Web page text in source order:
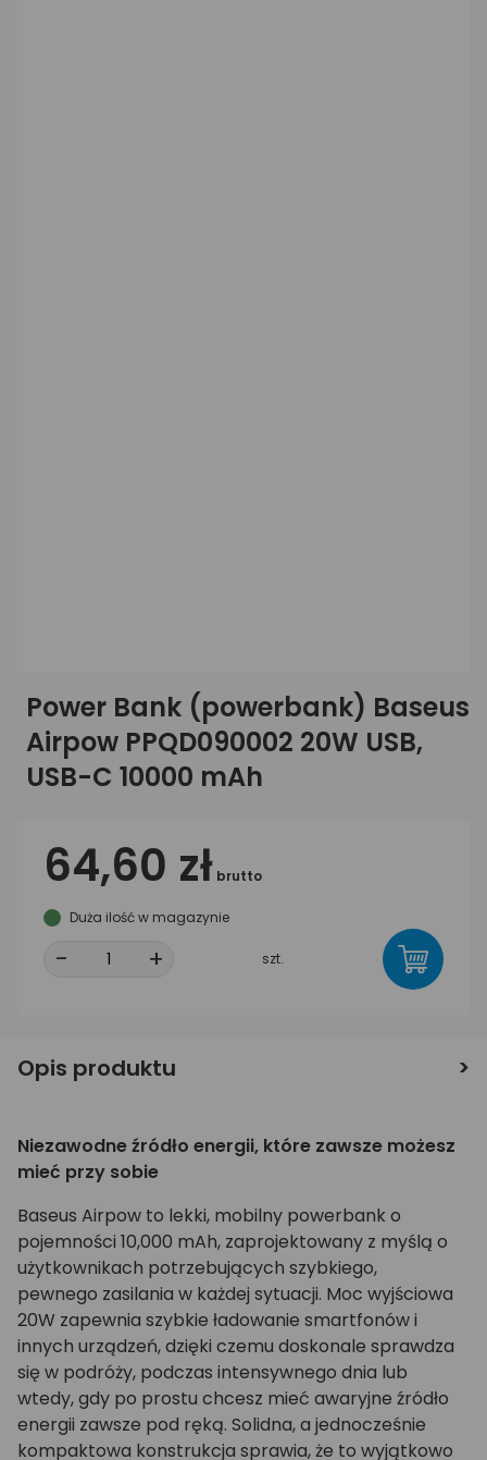
Power Bank (powerbank) Baseus
Airpow PPQD090002 20W USB,
USB-C 10000 mAh
64,60 zł brutto
Duża ilość w magazynie
- + szt.
Opis produktu
Niezawodne źródło energii, które zawsze możesz
mieć przy sobie
Baseus Airpow to lekki, mobilny powerbank o
pojemności 10,000 mAh, zaprojektowany z myślą o
użytkownikach potrzebujących szybkiego,
pewnego zasilania w każdej sytuacji. Moc wyjściowa
20W zapewnia szybkie ładowanie smartfonów i
innych urządzeń, dzięki czemu doskonale sprawdza
się w podróży, podczas intensywnego dnia lub
wtedy, gdy po prostu chcesz mieć awaryjne źródło
energii zawsze pod ręką. Solidna, a jednocześnie
kompaktowa konstrukcja sprawia, że to wyjątkowo